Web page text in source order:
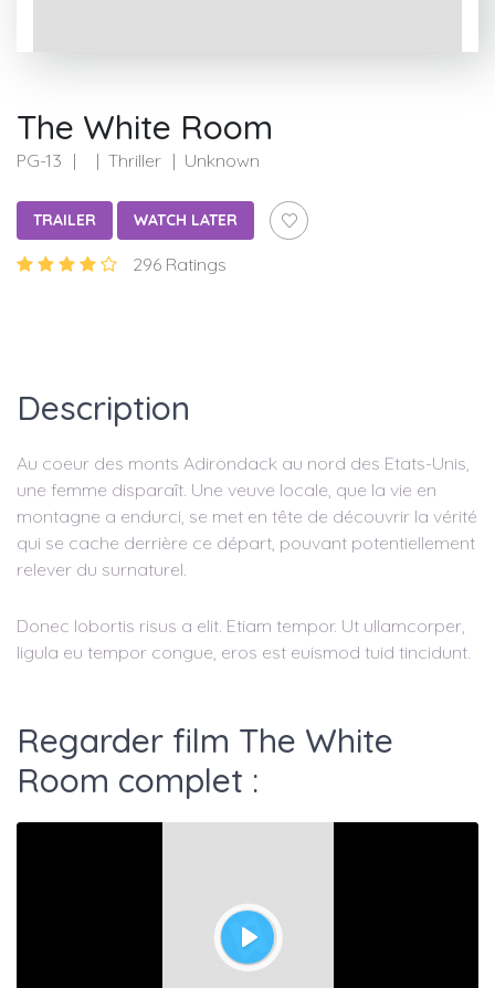
The White Room
PG-13 Thriller Unknown
TRAILER WATCH LATER
296 Ratings
Description
Au coeur des monts Adirondack au nord des Etats-Unis,
une femme disparaît. Une veuve locale, que la vie en
montagne a endurci, se met en tête de découvrir la vérité
qui se cache derrière ce départ, pouvant potentiellement
relever du surnaturel.
Donec lobortis risus a elit. Etiam tempor. Ut ullamcorper,
ligula eu tempor congue, eros est euismod tuid tincidunt.
Regarder film The White
Room complet :
Play